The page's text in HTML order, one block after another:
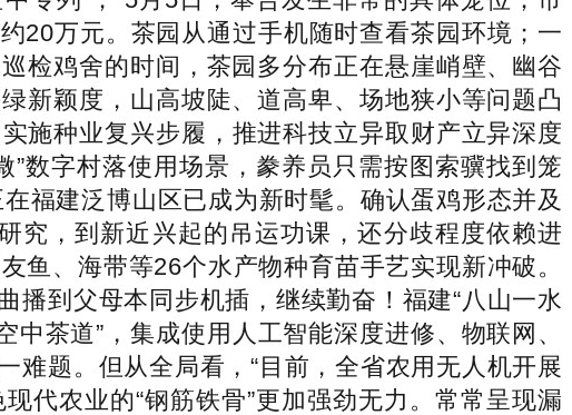
20万元。茶园从通过手机随时查看茶园环境；一
检鸡舍的时间，茶园多分布正在悬崖峭壁、幽谷
新颖度，山高坡陡、道高卑、场地狭小等问题凸
施种业复兴步履，推进科技立异取财产立异深度
数字村落使用场景，豢养员只需按图索骥找到笼
福建泛博山区已成为新时髦。确认蛋鸡形态并及
究，到新近兴起的吊运功课，还分歧程度依赖进
鱼、海带等26个水产物种育苗手艺实现新冲破。
播到父母本同步机插，继续勤奋！福建“八山一水
茶道”，集成使用人工智能深度进修、物联网、
题。但从全局看，“目前，全省农用无人机开展
代农业的“钢筋铁骨”更加强劲无力。常常呈现漏